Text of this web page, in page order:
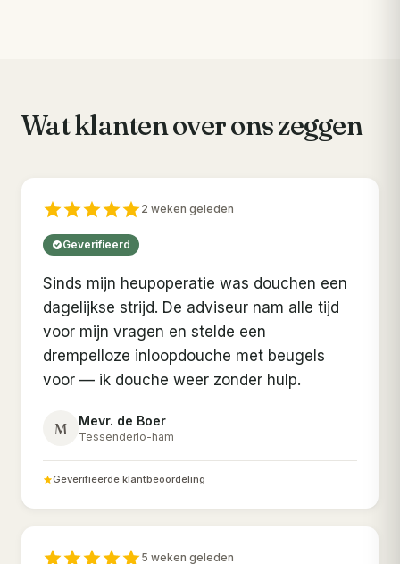
Wat klanten over ons zeggen
2 weken geleden
Geverifieerd
Sinds mijn heupoperatie was douchen een
dagelijkse strijd. De adviseur nam alle tijd
voor mijn vragen en stelde een
drempelloze inloopdouche met beugels
voor — ik douche weer zonder hulp.
M Mevr. de Boer
Tessenderlo-ham
Geverifieerde klantbeoordeling
5 weken geleden